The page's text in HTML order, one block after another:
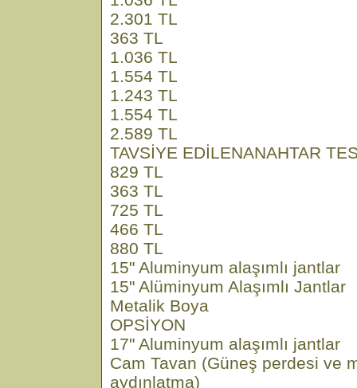
2.301 TL
363 TL
1.036 TL
1.554 TL
1.243 TL
1.554 TL
2.589 TL
TAVSİYE EDİLENANAHTAR
829 TL
363 TL
725 TL
466 TL
880 TL
15" Aluminyum alaşımlı jantlar
15" Alüminyum Alaşımlı Jantlar
Metalik Boya
OPSİYON
17" Aluminyum alaşımlı jantlar
Cam Tavan (Güneş perdesi ve
aydınlatma)